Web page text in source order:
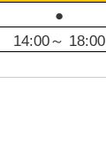
●
14:00～ 18:00